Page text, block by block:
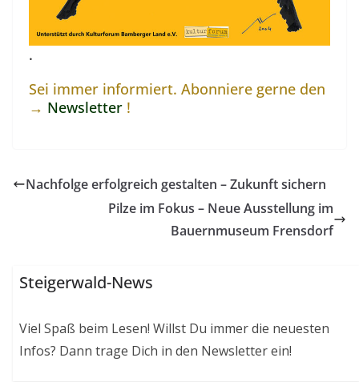
.
Sei immer informiert. Abonniere gerne den
→ Newsletter !
Nachfolge erfolgreich gestalten – Zukunft sichern
Pilze im Fokus – Neue Ausstellung im
Bauernmuseum Frensdorf
Steigerwald-News
Viel Spaß beim Lesen! Willst Du immer die neuesten
Infos? Dann trage Dich in den Newsletter ein!